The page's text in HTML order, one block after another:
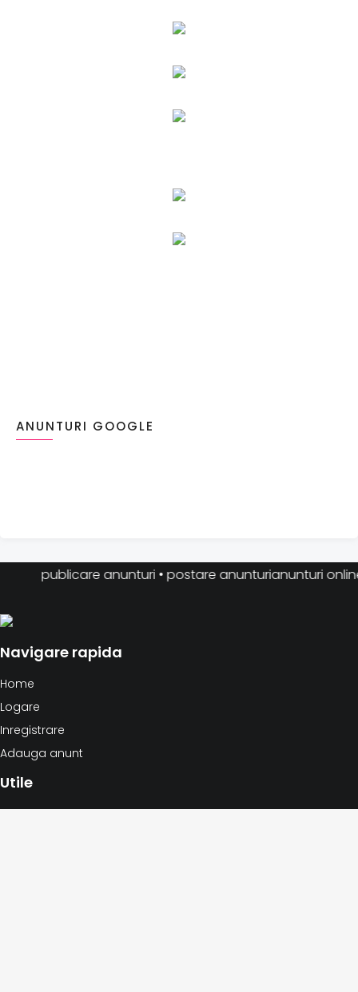
ANUNTURI GOOGLE
publicare anunturi • postare anunturianunturi online
Navigare rapida
Home
Logare
Inregistrare
Adauga anunt
Utile
Politica de confidentialitate